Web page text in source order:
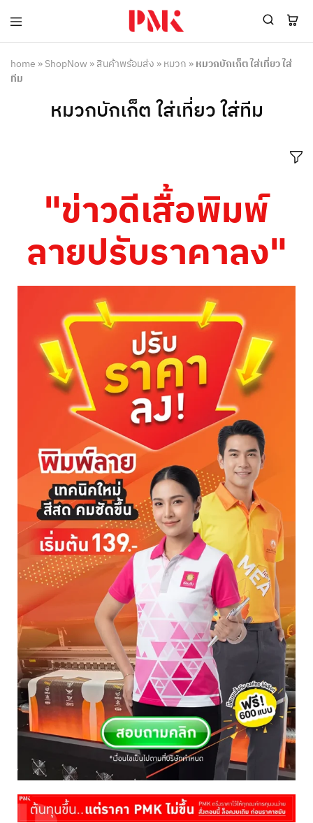
PMK
ผู้
สร้าง
แบรนด์
ผู้
เสื้อ
บริษัท
มาตรฐาน
ที่2
home »ShopNow »สินค้าพร้อมส่ง »หมวก »หมวกบักเก็ต ใส่เที่ยว ใส่
ทีม
หมวกบักเก็ต ใส่เที่ยว ใส่ทีม
"ข่าวดีเสื้อพิมพ์
ลายปรับราคาลง"